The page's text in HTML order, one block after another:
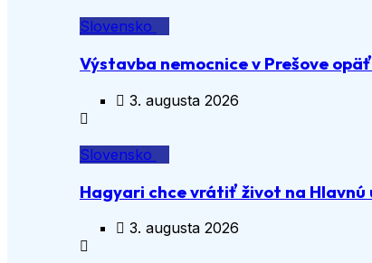
Slovensko
Výstavba nemocnice v Prešove
3. augusta 2026
Slovensko
Hagyari chce vrátiť život na Hlavnú
3. augusta 2026